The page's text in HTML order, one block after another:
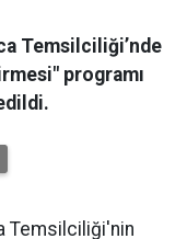
Temsilciliği’nde
programı
Temsilciliği'nin